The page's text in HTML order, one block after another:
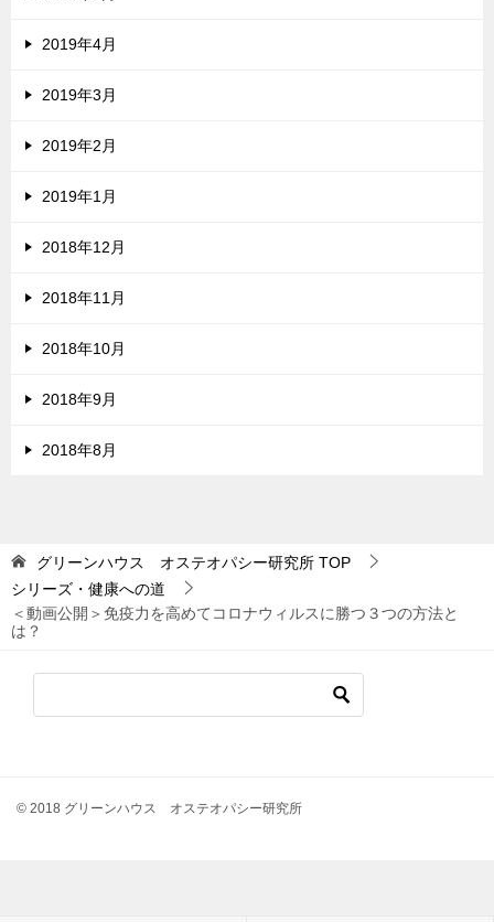
2019年4月
2019年3月
2019年2月
2019年1月
2018年12月
2018年11月
2018年10月
2018年9月
2018年8月
グリーンハウス オステオパシー研究所 TOP
シリーズ・健康への道
＜動画公開＞免疫力を高めてコロナウィルスに勝つ３つの方法と
は？
© 2018 グリーンハウス オステオパシー研究所